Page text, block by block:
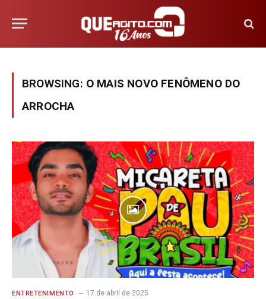
BROWSING: O MAIS NOVO FENÔMENO DO
ARROCHA
ENTRETENIMENTO 17 de abril de 2025